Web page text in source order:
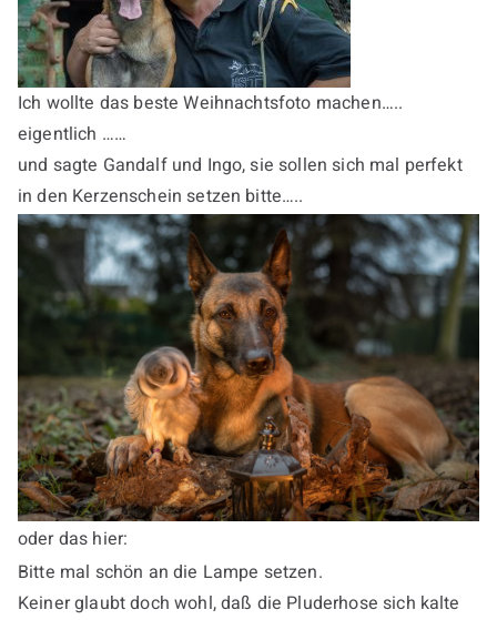
Ich wollte das beste Weihnachtsfoto machen…..
eigentlich ……
und sagte Gandalf und Ingo, sie sollen sich mal perfekt
in den Kerzenschein setzen bitte…..
oder das hier:
Bitte mal schön an die Lampe setzen.
Keiner glaubt doch wohl, daß die Pluderhose sich kalte